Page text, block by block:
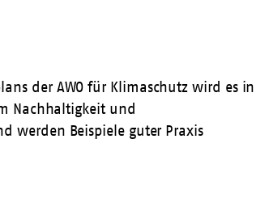
der AWO für Klimaschutz wird es in
Nachhaltigkeit und
werden Beispiele guter Praxis